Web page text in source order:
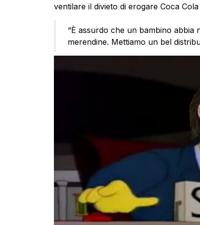
ventilare il divieto di erogare Coca
“È assurdo che un bambino
merendine. Mettiamo un bel